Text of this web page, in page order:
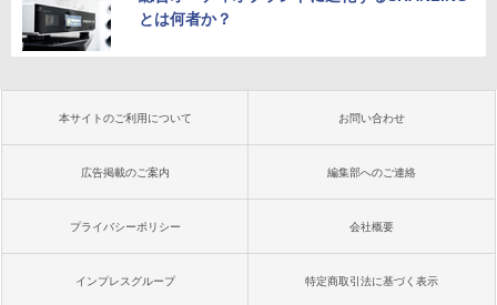
とは何者か？
本サイトのご利用について お問い合わせ
広告掲載のご案内 編集部へのご連絡
プライバシーポリシー 会社概要
インプレスグループ 特定商取引法に基づく表示